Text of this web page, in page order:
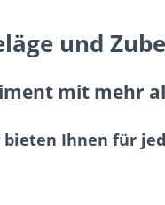
und
mit mehr
Ihnen für